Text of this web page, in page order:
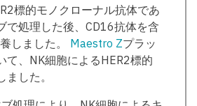
標的モノクローナル抗体であ
で処理した後、CD16抗体を含
しました。 Maestro Zプラッ
て、NK細胞によるHER2標的
ました。